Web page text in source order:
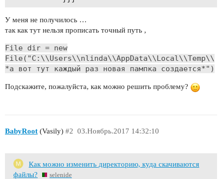
У меня не получилось …
так как тут нельзя прописать точный путь ,
File dir = new
File("C:\\Users\\nlinda\\AppData\\Local\\Temp\\
*а вот тут каждый раз новая пампка создается*")
Подскажите, пожалуйста, как можно решить проблему?
BabyRoot (Vasily) 03.Ноябрь.2017 14:32:10
#2
Как можно изменить директорию, куда скачиваются
файлы?
selenide